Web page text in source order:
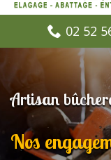
02 52
Artisan
Nos